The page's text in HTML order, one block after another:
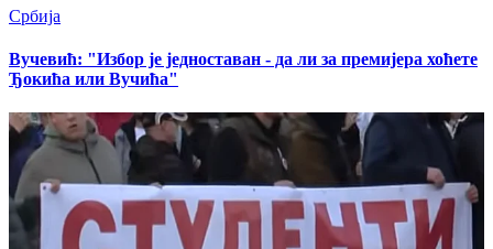
Србија
Вучевић: "Избор је једноставан - да ли за премијера хоћете
Ђокића или Вучића"